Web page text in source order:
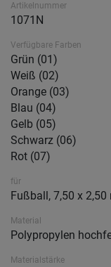
Artikelnummer
1071N
Verfügbare Farben
Grün (01)
Weiß (02)
Orange (03)
Blau (04)
Gelb (05)
Schwarz (06)
Rot (07)
für
Fußball, 7,50 x 2,50
Material
Polypropylen
Materialstärke